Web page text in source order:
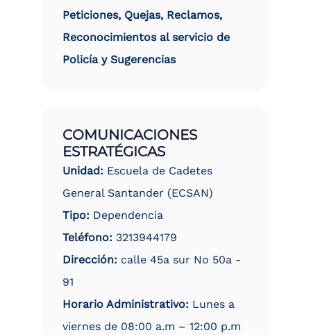
Peticiones, Quejas, Reclamos,
Reconocimientos al servicio de
Policía y Sugerencias
COMUNICACIONES
ESTRATÉGICAS
Unidad: Escuela de Cadetes
General Santander (ECSAN)
Tipo: Dependencia
Teléfono: 3213944179
Dirección: calle 45a sur No 50a -
91
Horario Administrativo: Lunes a
viernes de 08:00 a.m – 12:00 p.m